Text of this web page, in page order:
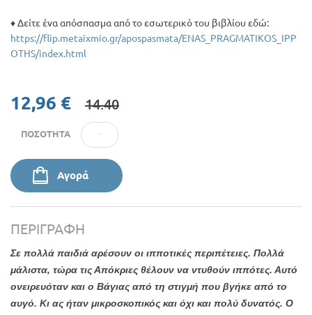
♦ Δείτε ένα απόσπασμα από το εσωτερικό του βιβλίου εδώ:
https://flip.metaixmio.gr/apospasmata/ENAS_PRAGMATIKOS_IPP
OTHS/index.html
12,96 € 14.40
ΠΟΣΌΤΗΤΑ
Αγορά
ΠΕΡΙΓΡΑΦΉ
Σε πολλά παιδιά αρέσουν οι ιπποτικές περιπέτειες. Πολλά
μάλιστα, τώρα τις Απόκριες θέλουν να ντυθούν ιππότες. Αυτό
ονειρευόταν και ο Βάγιας από τη στιγμή που βγήκε από το
αυγό. Κι ας ήταν μικροσκοπικός και όχι και πολύ δυνατός. Ο